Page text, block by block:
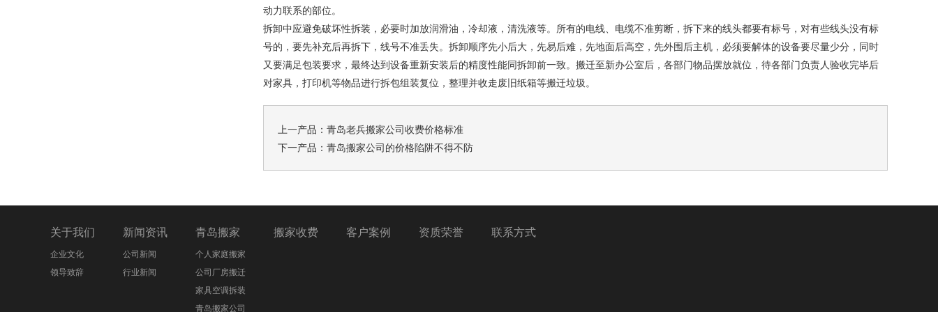
动力联系的部位。
拆卸中应避免破坏性拆装，必要时加放润滑油，冷却液，清洗液等。所有的电线、电缆不准剪断，拆下来的线头都要有标号，对有些线头没有标
号的，要先补充后再拆下，线号不准丢失。拆卸顺序先小后大，先易后难，先地面后高空，先外围后主机，必须要解体的设备要尽量少分，同时
又要满足包装要求，最终达到设备重新安装后的精度性能同拆卸前一致。搬迁至新办公室后，各部门物品摆放就位，待各部门负责人验收完毕后
对家具，打印机等物品进行拆包组装复位，整理并收走废旧纸箱等搬迁垃圾。
上一产品： 青岛老兵搬家公司收费价格标准
下一产品： 青岛搬家公司的价格陷阱不得不防
关于我们
企业文化
领导致辞
新闻资讯
公司新闻
行业新闻
青岛搬家
个人家庭搬家
公司厂房搬迁
家具空调拆装
青岛搬家公司
搬家收费 客户案例 资质荣誉 联系方式